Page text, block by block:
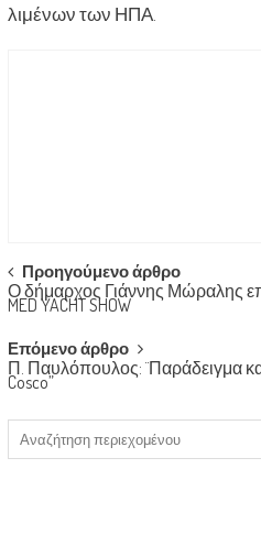
λιμένων των ΗΠΑ.
Post
navigation
Προηγούμενο άρθρο
Ο δήμαρχος Γιάννης Μώραλης
MED YACHT SHOW
Επόμενο άρθρο
Π. Παυλόπουλος: ¨Παράδειγμα
Cosco”